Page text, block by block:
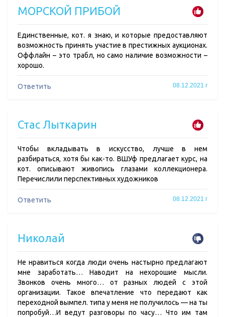
МОРСКОЙ ПРИБОЙ
Единственные, кот. я знаю, и которые предоставляют
возможность принять участие в престижных аукционах.
Оффлайн – это трабл, но само наличие возможности –
хорошо.
Ответить 08.12.2021 г
Стас Лыткарин
Чтобы вкладывать в искусство, лучше в нем
разбираться, хотя бы как-то. ВШУф предлагает курс, на
кот. описывают живопись глазами коллекционера.
Перечислили перспективных художников
Ответить 08.12.2021 г
Николай
Не нравиться когда люди очень настырно предлагают
мне заработать… Наводит на нехорошие мысли.
Звонков очень много… от разных людей с этой
организации. Такое впечатление что передают как
переходной вымпел. типа у меня не получилось — на ты
попробуй…И ведут разговоры по часу… Что им там